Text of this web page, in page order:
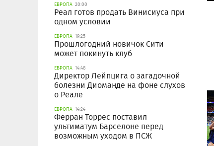
ЕВРОПА 20:00
Реал готов продать Винисиуса при
одном условии
ЕВРОПА 19:25
Прошлогодний новичок Сити
может покинуть клуб
ЕВРОПА 14:48
Директор Лейпцига о загадочной
болезни Диоманде на фоне слухов
о Реале
ЕВРОПА 14:24
Ферран Торрес поставил
ультиматум Барселоне перед
возможным уходом в ПСЖ